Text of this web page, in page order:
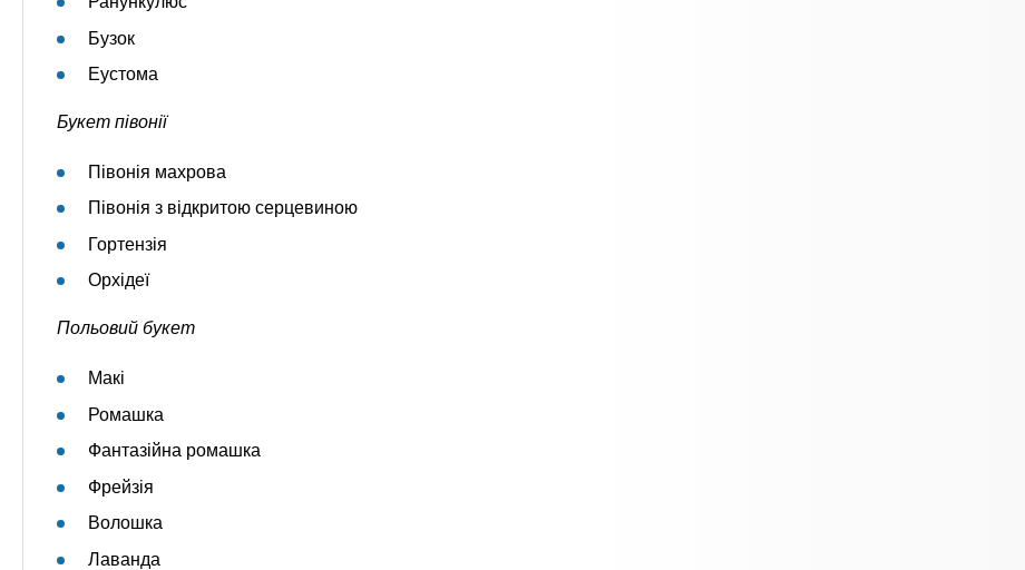
Бузок
Еустома
Букет півонії
Півонія махрова
Півонія з відкритою серцевиною
Гортензія
Орхідеї
Польовий букет
Макі
Ромашка
Фантазійна ромашка
Фрейзія
Волошка
Лаванда